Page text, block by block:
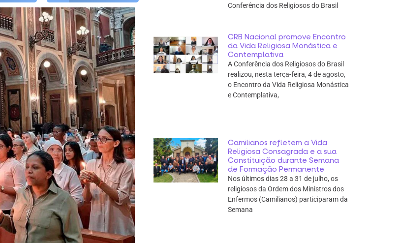
Conferência dos Religiosos do Brasil
CRB Nacional promove Encontro
da Vida Religiosa Monástica e
Contemplativa
A Conferência dos Religiosos do Brasil
realizou, nesta terça-feira, 4 de agosto,
o Encontro da Vida Religiosa Monástica
e Contemplativa,
Camilianos refletem a Vida
Religiosa Consagrada e a sua
Constituição durante Semana
de Formação Permanente
Nos últimos dias 28 a 31 de julho, os
religiosos da Ordem dos Ministros dos
Enfermos (Camilianos) participaram da
Semana